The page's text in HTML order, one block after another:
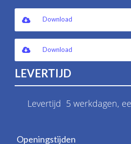
Download
Download
LEVERTIJD
Levertijd 5 werkdagen,
Openingstijden